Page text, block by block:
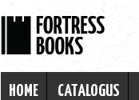
HOME CATALOGUS